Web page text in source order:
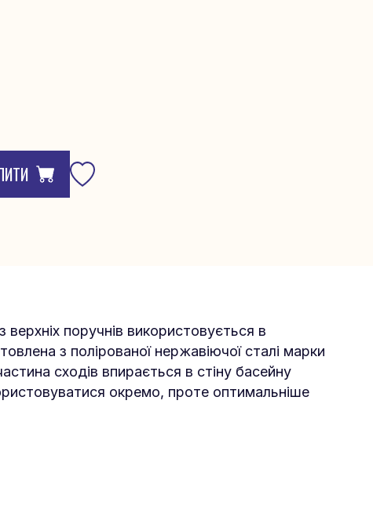
поручнів використовується в
​​з полірованої нержавіючої сталі марки
сходів впирається в стіну басейну
окремо, проте оптимальніше